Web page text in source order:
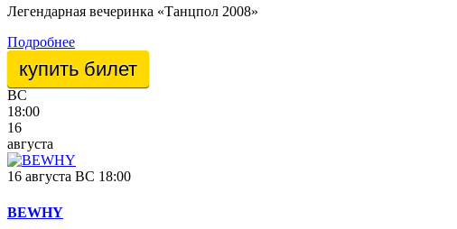
Легендарная вечеринка «Танцпол 2008»
Подробнее
купить билет
ВС
18:00
16
августа
16 августа ВС 18:00
BEWHY